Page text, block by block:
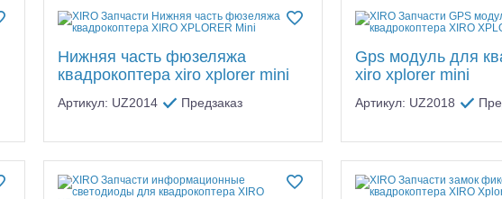
Нижняя часть фюзеляжа
квадрокоптера xiro xplorer mini
Артикул: UZ2014 Предзаказ
Gps модуль для
xiro xplorer mini
Артикул: UZ2018